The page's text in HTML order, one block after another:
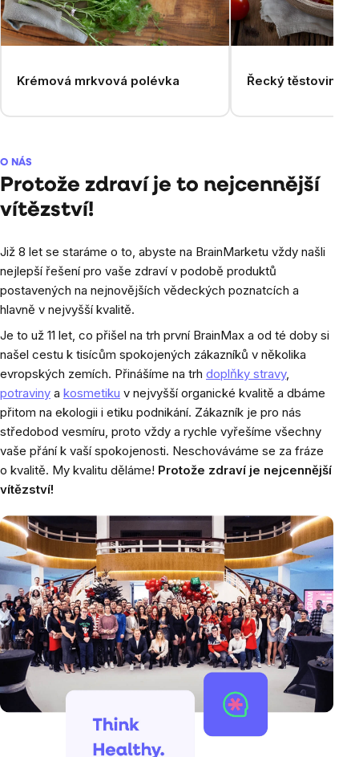
Krémová mrkvová polévka Řecký
O NÁS
Protože zdraví je to nejcennější
vítězství!
Již 8 let se staráme o to, abyste na BrainMarketu vždy našli
nejlepší řešení pro vaše zdraví v podobě produktů
postavených na nejnovějších vědeckých poznatcích a
hlavně v nejvyšší kvalitě.
Je to už 11 let, co přišel na trh první BrainMax a od té doby si
našel cestu k tisícům spokojených zákazníků v několika
evropských zemích. Přinášíme na trh doplňky stravy,
potraviny a kosmetiku v nejvyšší organické kvalitě a dbáme
přitom na ekologii i etiku podnikání. Zákazník je pro nás
středobod vesmíru, proto vždy a rychle vyřešíme všechny
vaše přání k vaší spokojenosti. Neschováváme se za fráze
o kvalitě. My kvalitu děláme! Protože zdraví je nejcennější
vítězství!